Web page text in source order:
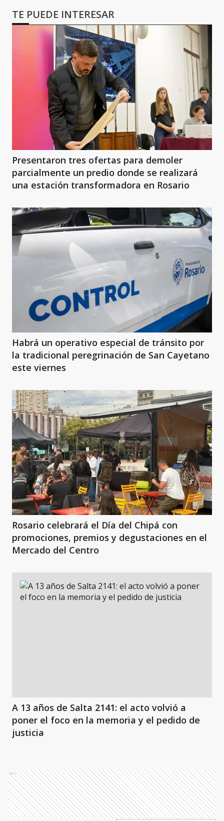
TE PUEDE INTERESAR
Presentaron tres ofertas para demoler
parcialmente un predio donde se realizará
una estación transformadora en Rosario
Habrá un operativo especial de tránsito por
la tradicional peregrinación de San Cayetano
este viernes
Rosario celebrará el Día del Chipá con
promociones, premios y degustaciones en el
Mercado del Centro
A 13 años de Salta 2141: el acto volvió a
poner el foco en la memoria y el pedido de
justicia
Ads